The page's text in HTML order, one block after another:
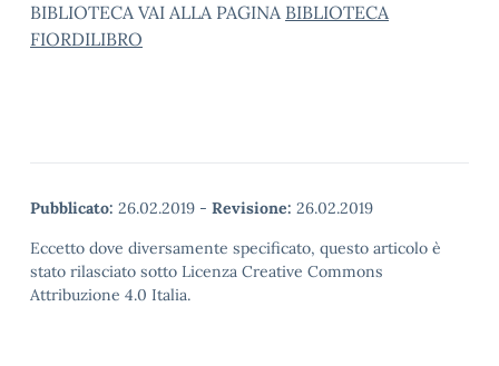
BIBLIOTECA VAI ALLA PAGINA BIBLIOTECA
FIORDILIBRO
Pubblicato: 26.02.2019 - Revisione: 26.02.2019
Eccetto dove diversamente specificato, questo articolo è
stato rilasciato sotto Licenza Creative Commons
Attribuzione 4.0 Italia.